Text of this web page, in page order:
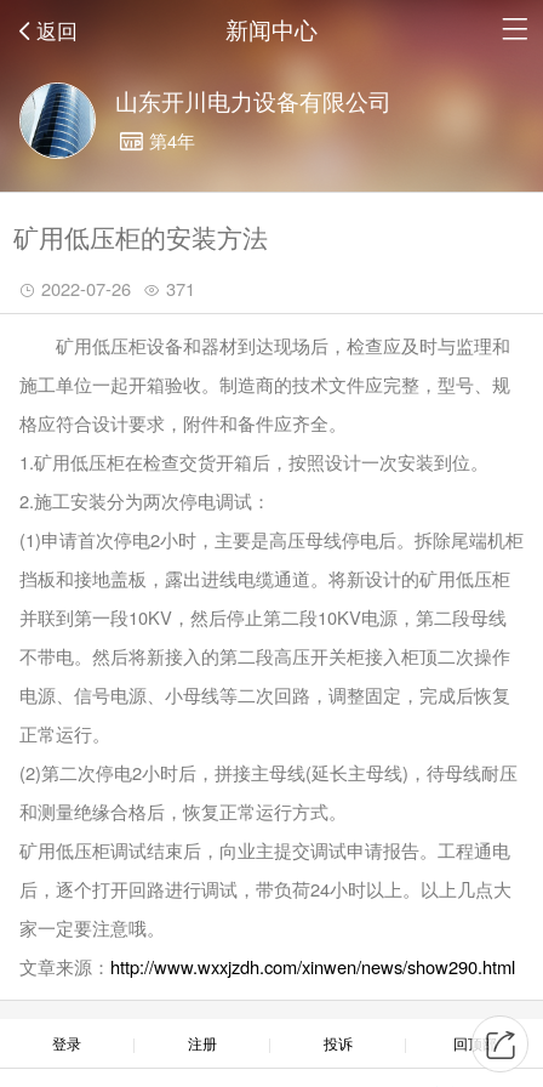
返回 新闻中心
山东开川电力设备有限公司
第4年
矿用低压柜的安装方法
2022-07-26 371
矿用低压柜设备和器材到达现场后，检查应及时与监理和
施工单位一起开箱验收。制造商的技术文件应完整，型号、规
格应符合设计要求，附件和备件应齐全。
1.矿用低压柜在检查交货开箱后，按照设计一次安装到位。
2.施工安装分为两次停电调试：
(1)申请首次停电2小时，主要是高压母线停电后。拆除尾端机柜
挡板和接地盖板，露出进线电缆通道。将新设计的矿用低压柜
并联到第一段10KV，然后停止第二段10KV电源，第二段母线
不带电。然后将新接入的第二段高压开关柜接入柜顶二次操作
电源、信号电源、小母线等二次回路，调整固定，完成后恢复
正常运行。
(2)第二次停电2小时后，拼接主母线(延长主母线)，待母线耐压
和测量绝缘合格后，恢复正常运行方式。
矿用低压柜调试结束后，向业主提交调试申请报告。工程通电
后，逐个打开回路进行调试，带负荷24小时以上。以上几点大
家一定要注意哦。
文章来源： http://www.wxxjzdh.com/xinwen/news/show290.html
登录 注册 投诉 回顶部